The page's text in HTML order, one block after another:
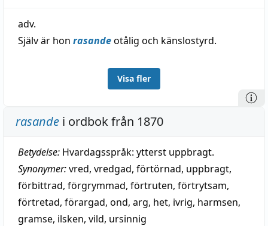
adv.
Själv är hon rasandeotålig och känslostyrd.
Visa fler
rasande i ordbok från 1870
Betydelse: Hvardagsspråk: ytterst uppbragt.
Synonymer:vred, vredgad, förtörnad, uppbragt,
förbittrad, förgrymmad, förtruten, förtrytsam,
förtretad, förargad, ond, arg, het, ivrig, harmsen,
gramse, ilsken, vild, ursinnig